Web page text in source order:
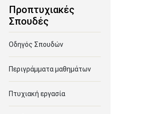
σε ένα πρόγραμμα σπουδών πρώτου
σπουδών, είναι ο χρόνος αυτός
τους μέχρι και το ακαδημαϊκό
Προπτυχιακές
Σπουδές
Οδηγός Σπουδών
Περιγράμματα μαθημάτων
Πτυχιακή εργασία